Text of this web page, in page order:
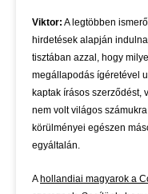
Viktor: A legtöbben
hirdetések alapján
tisztában azzal, hogy
megállapodás ígéretével
kaptak írásos szerződést,
nem volt világos
körülményei egészen
egyáltalán.
A hollandiai magyarok a